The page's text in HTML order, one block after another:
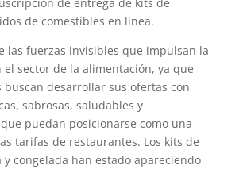
de comestibles en línea.
las fuerzas invisibles que impulsan la
el sector de la alimentación, ya que
buscan desarrollar sus ofertas con
sabrosas, saludables y
puedan posicionarse como una
tarifas de restaurantes. Los kits de
y congelada han estado apareciendo